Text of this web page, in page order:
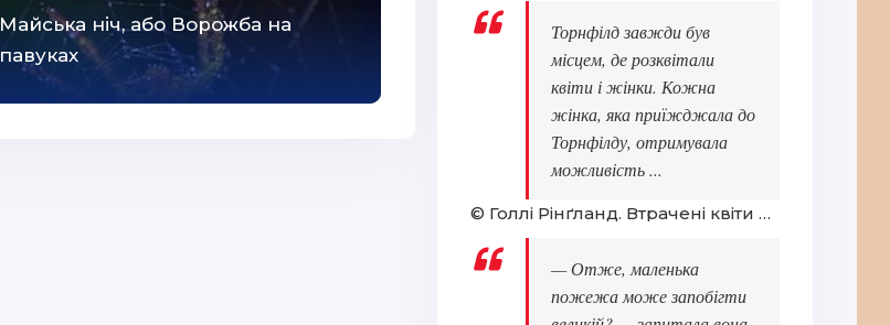
Майська ніч, або Ворожба на
павуках
Україна Incognita
Торнфілд завжди був
місцем, де розквітали
квіти і жінки. Кожна
жінка, яка приїжджала до
Торнфілду, отримувала
можливість ...
© Голлі Рінґланд. Втрачені квіти Еліс Гарт
— Отже, маленька
пожежа може запобігти